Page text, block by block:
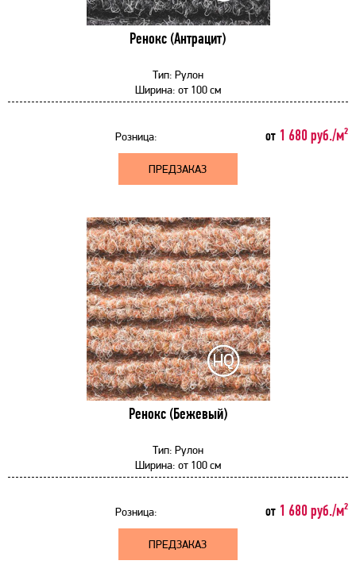
Ренокс (Антрацит)
Тип: Рулон
Ширина: от 100 см
Розница: от 1 680 руб./м²
ПРЕДЗАКАЗ
Ренокс (Бежевый)
Тип: Рулон
Ширина: от 100 см
Розница: от 1 680 руб./м²
ПРЕДЗАКАЗ